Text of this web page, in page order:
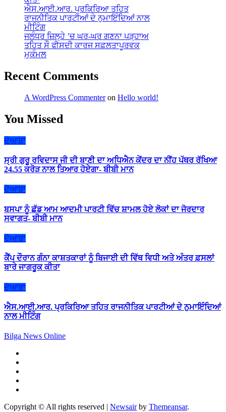
ਐਸ.ਆਈ.ਆਰ. ਪ੍ਰਕਿਰਿਆ ਤਹਿਤ
ਰਾਜਨੀਤਿਕ ਪਾਰਟੀਆਂ ਦੇ ਨੁਮਾਇੰਦਿਆਂ ਨਾਲ
ਮੀਟਿੰਗ
ਜਲੰਧਰ ਜ਼ਿਲ੍ਹੇ ’ਚ ਘਰ-ਘਰ ਗਣਨਾ ਪੜ੍ਹਾਅ
ਤਹਿਤ ਸੌ ਫੀਸਦੀ ਕਾਰਜ ਸਫ਼ਲਤਾਪੂਰਵਕ
ਮੁਕੰਮਲ
Recent Comments
A WordPress Commenteron Hello world!
You Missed
ਦੋਆਬਾ
ਸ੍ਰੀ ਗੁਰੂ ਰਵਿਦਾਸ ਜੀ ਦੀ ਬਾਣੀ ਦਾ ਅਧਿਐਨ ਕੇਂਦਰ ਦਾ ਨੀਂਹ ਪੱਥਰ ਰੱਖਿਆ
24.55 ਕਰੋੜ ਨਾਲ ਤਿਆਰ ਹੋਏਗਾ- ਬੀਬੀ ਮਾਨ
ਦੋਆਬਾ
ਬਸਪਾ ਨੂੰ ਛੱਡ ਆਮ ਆਦਮੀ ਪਾਰਟੀ ਵਿੱਚ ਸ਼ਾਮਲ ਹੋਏ ਲੋਕਾਂ ਦਾ ਜੋਰਦਾਰ
ਸਵਾਗਤ- ਬੀਬੀ ਮਾਨ
ਦੋਆਬਾ
ਕੈਂਪ ਦੌਰਾਨ ਗੰਨਾ ਕਾਸ਼ਤਕਾਰਾਂ ਨੂੰ ਬਿਜਾਈ ਦੀ ਵਿੱਥ ਵਿਧੀ ਅਤੇ ਅੰਤਰ ਫ਼ਸਲਾਂ
ਬਾਰੇ ਜਾਗਰੂਕ ਕੀਤਾ
ਦੋਆਬਾ
ਐਸ.ਆਈ.ਆਰ. ਪ੍ਰਕਿਰਿਆ ਤਹਿਤ ਰਾਜਨੀਤਿਕ ਪਾਰਟੀਆਂ ਦੇ ਨੁਮਾਇੰਦਿਆਂ
ਨਾਲ ਮੀਟਿੰਗ
Bilga News Online
Copyright © All rights reserved | Newsairby Themeansar.